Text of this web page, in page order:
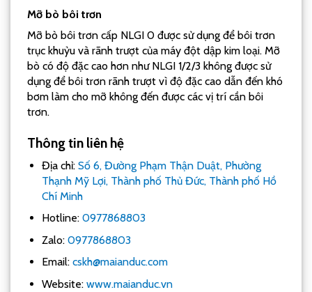
Mỡ bò bôi trơn
Mỡ bò bôi trơn cấp NLGI 0 được sử dụng để bôi trơn
trục khuỷu và rãnh trượt của máy đột dập kim loại. Mỡ
bò có độ đặc cao hơn như NLGI 1/2/3 không được sử
dụng để bôi trơn rãnh trượt vì độ đặc cao dẫn đến khó
bơm làm cho mỡ không đến được các vị trí cần bôi
trơn.
Thông tin liên hệ
Địa chỉ: Số 6, Đường Phạm Thận Duật, Phường
Thạnh Mỹ Lợi, Thành phố Thủ Đức, Thành phố Hồ
Chí Minh
Hotline: 0977868803
Zalo: 0977868803
Email: cskh@maianduc.com
Website:www.maianduc.vn